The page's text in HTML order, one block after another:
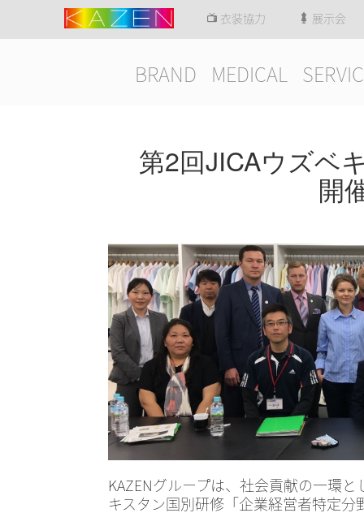
衣装協力 展示会
BRAND MEDICAL
第2回JICAウズベ
開
KAZENグループは、社会貢献の一環
キスタン国別研修「企業経営者特定分